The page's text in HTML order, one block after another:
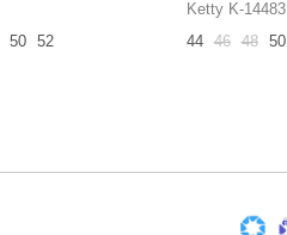
50 52
Ketty K-14483
44 46 48 50